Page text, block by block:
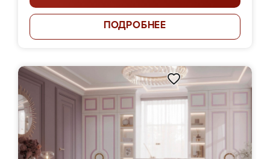
ПОДРОБНЕЕ